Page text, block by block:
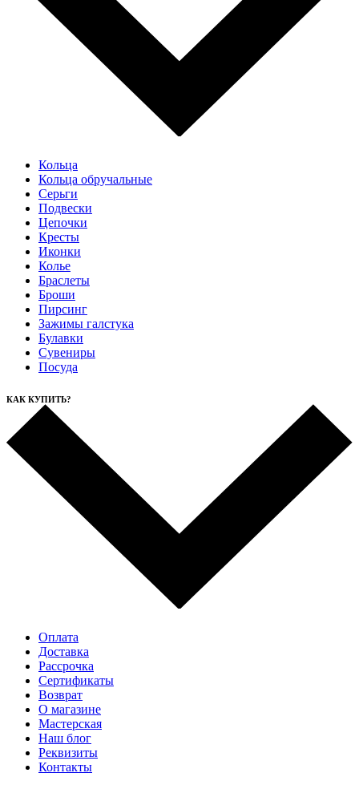
Кольца
Кольца обручальные
Серьги
Подвески
Цепочки
Кресты
Иконки
Колье
Браслеты
Броши
Пирсинг
Зажимы галстука
Булавки
Сувениры
Посуда
КАК КУПИТЬ?
Оплата
Доставка
Рассрочка
Cертификаты
Возврат
О магазине
Мастерская
Наш блог
Реквизиты
Контакты